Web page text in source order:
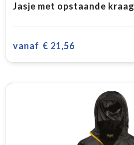
Jasje met opstaande kraag
vanaf € 21,56